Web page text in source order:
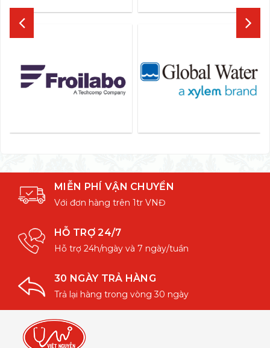
MIỄN PHÍ VẬN CHUYỂN
Với đơn hàng trên 1tr VNĐ
HỖ TRỢ 24/7
Hỗ trợ 24h/ngày và 7 ngày/tuần
30 NGÀY TRẢ HÀNG
Trả lại hàng trong vòng 30 ngày